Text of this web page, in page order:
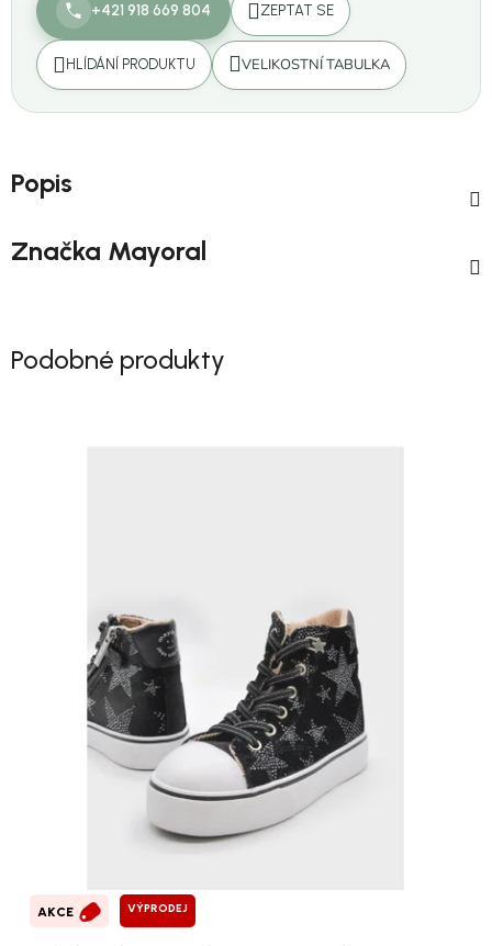
+421 918 669 804 ZEPTAT SE
HLÍDÁNÍ PRODUKTU VELIKOSTNÍ TABULKA
Popis
Značka Mayoral
Podobné produkty
AKCE VÝPRODEJ